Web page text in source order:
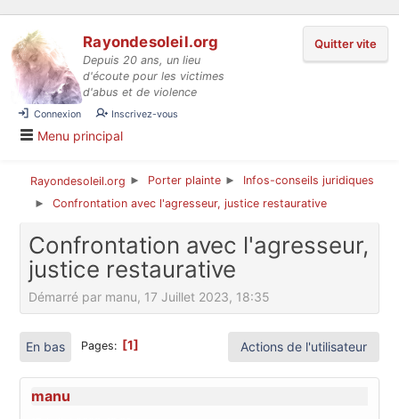
Quitter vite
Rayondesoleil.org
Depuis 20 ans, un lieu
d'écoute pour les victimes
d'abus et de violence
Connexion Inscrivez-vous
Menu principal
Rayondesoleil.org ► Porter plainte ► Infos-conseils juridiques
► Confrontation avec l'agresseur, justice restaurative
Confrontation avec l'agresseur,
justice restaurative
Démarré par manu, 17 Juillet 2023, 18:35
En bas Pages 1 Actions de l'utilisateur
manu